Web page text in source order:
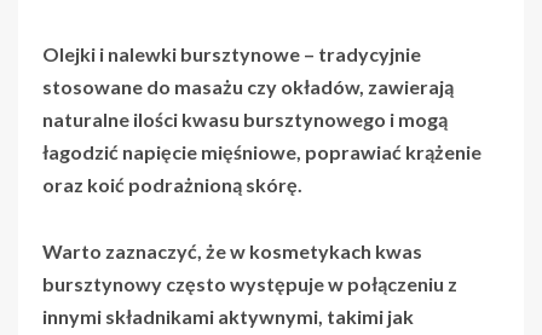
Olejki i nalewki bursztynowe – tradycyjnie
stosowane do masażu czy okładów, zawierają
naturalne ilości kwasu bursztynowego i mogą
łagodzić napięcie mięśniowe, poprawiać krążenie
oraz koić podrażnioną skórę.
Warto zaznaczyć, że w kosmetykach kwas
bursztynowy często występuje w połączeniu z
innymi składnikami aktywnymi, takimi jak